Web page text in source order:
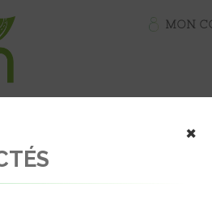
MON
×